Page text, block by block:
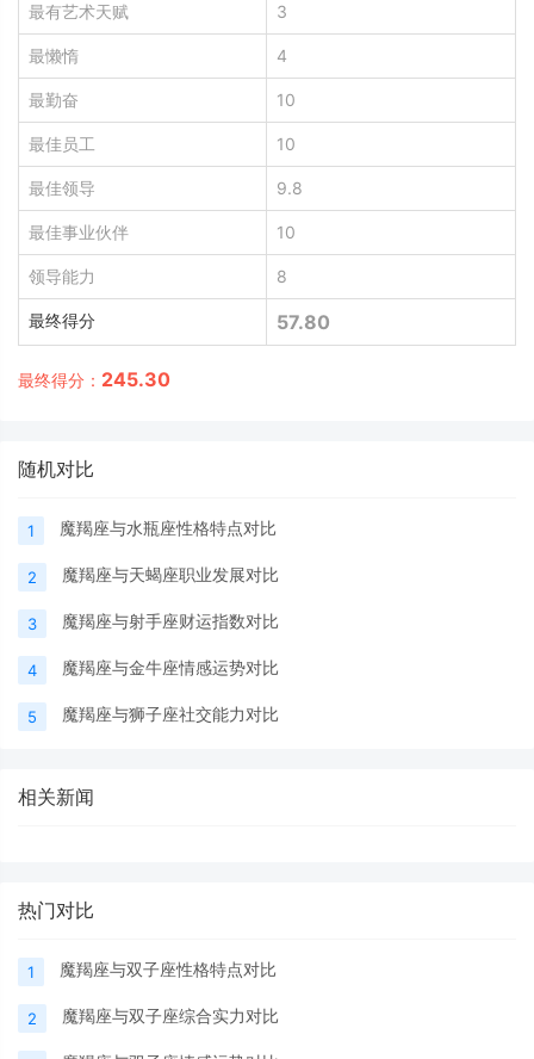
最有艺术天赋 3
最懒惰 4
最勤奋 10
最佳员工 10
最佳领导 9.8
最佳事业伙伴 10
领导能力 8
最终得分 57.80
最终得分： 245.30
随机对比
1 魔羯座与水瓶座性格特点对比
2 魔羯座与天蝎座职业发展对比
3 魔羯座与射手座财运指数对比
4 魔羯座与金牛座情感运势对比
5 魔羯座与狮子座社交能力对比
相关新闻
热门对比
1 魔羯座与双子座性格特点对比
2 魔羯座与双子座综合实力对比